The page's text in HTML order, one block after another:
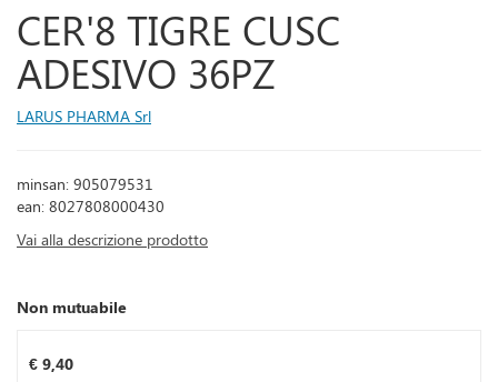
CER'8 TIGRE CUSC
ADESIVO 36PZ
LARUS PHARMA Srl
minsan: 905079531
ean: 8027808000430
Vai alla descrizione prodotto
Non mutuabile
Prezzo
€ 9,40